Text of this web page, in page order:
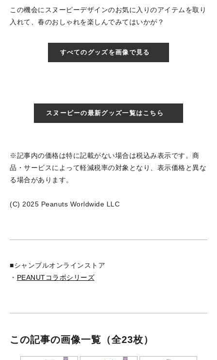
この機会にスヌーピーデザインのお気に入りのアイテムを取り
入れて、春のおしゃれを楽しんでみてはいかが？
すべてのグッズを画像で見る
スヌーピーの最新グッズ一覧はこちら
※記事内の価格は特に記載がない場合は税込み表示です。商
品・サービスによって軽減税率の対象となり、表示価格と異な
る場合があります。
(C) 2025 Peanuts Worldwide LLC
■シャンブルオンラインストア
・ PEANUTコラボシリーズ
この記事の画像一覧 （全23枚）